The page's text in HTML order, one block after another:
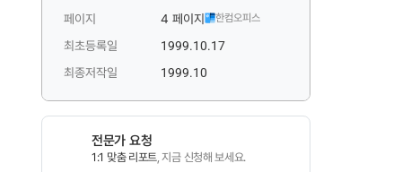
페이지 4 페이지 한컴오피스
최초등록일
1999.10.17
최종저작일
1999.10
전문가 요청
1:1 맞춤 리포트, 지금 신청해 보세요.